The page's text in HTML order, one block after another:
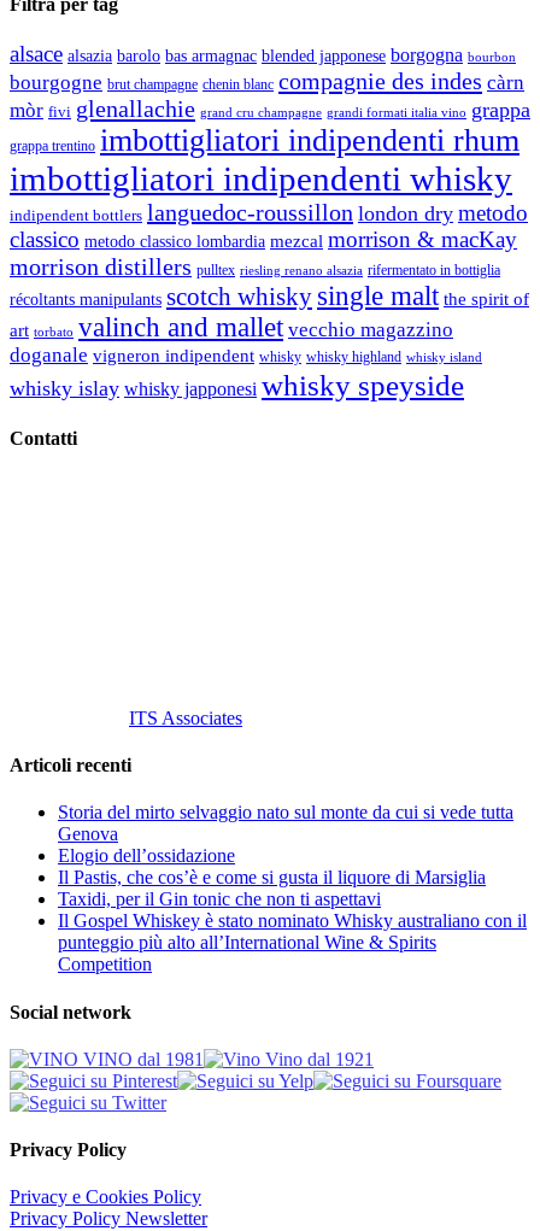
Filtra per tag
alsace alsazia barolo bas armagnac blended japponese borgogna bourbon
bourgogne brut champagne chenin blanc compagnie des indes càrn
mòr fivi glenallachie grand cru champagne grandi formati italia vino grappa
grappa trentino imbottigliatori indipendenti rhum
imbottigliatori indipendenti whisky
indipendent bottlers languedoc-roussillon london dry metodo
classico metodo classico lombardia mezcal morrison & macKay
morrison distillers pulltex riesling renano alsazia rifermentato in bottiglia
récoltants manipulants scotch whisky single malt the spirit of
art torbato valinch and mallet vecchio magazzino
doganale vigneron indipendent whisky whisky highland whisky island
whisky islay whisky japponesi whisky speyside
Contatti
ITS Associates
Articoli recenti
Storia del mirto selvaggio nato sul monte da cui si vede tutta
Genova
Elogio dell’ossidazione
Il Pastis, che cos’è e come si gusta il liquore di Marsiglia
Taxidi, per il Gin tonic che non ti aspettavi
Il Gospel Whiskey è stato nominato Whisky australiano con il
punteggio più alto all’International Wine & Spirits
Competition
Social network
Privacy Policy
Privacy e Cookies Policy
Privacy Policy Newsletter